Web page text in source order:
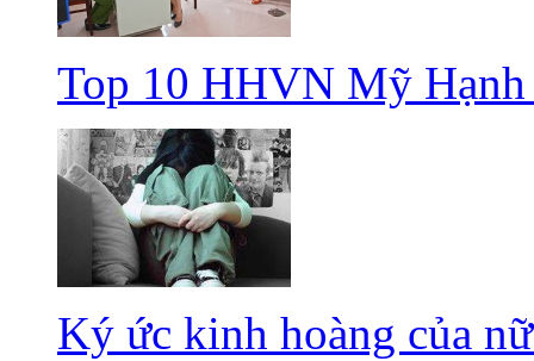
Top 10 HHVN Mỹ
Ký ức kinh hoàng của